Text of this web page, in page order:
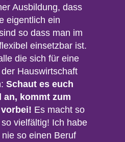
Ausbildung, dass
eigentlich ein
so dass man im
einsetzbar ist.
die sich für eine
Hauswirtschaft
Schaut es euch
an, kommt zum
Es macht so
vielfältig! Ich habe
so einen Beruf